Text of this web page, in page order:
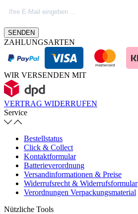
Firmeninfos. Besuche unseren Blog.
SENDEN
ZAHLUNGSARTEN
WIR VERSENDEN MIT
VERTRAG WIDERRUFEN
Service
Bestellstatus
Click & Collect
Kontaktformular
Batterieverordnung
Versandinformationen & Preise
Widerrufsrecht & Widerrufsformular
Verordnungen Verpackungsmaterial
Nützliche Tools